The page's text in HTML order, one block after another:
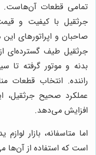
تمامی قطعات آن‌هاست.
جرثقیل با کیفیت و
صاحبان و اپراتورهای
جرثقیل طیف گسترده‌ای
بدنه و موتور گرفته
راننده. انتخاب قطعات
عملکرد صحیح جرثقیل،
افزایش می‌دهد.
اما متاسفانه، بازار
است که استفاده از آن‌ها